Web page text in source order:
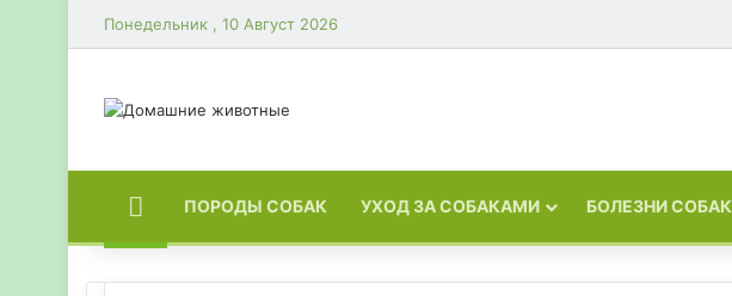
Понедельник , 10 Август 2026
ГЛАВНАЯ
ПОРОДЫ СОБАК УХОД ЗА СОБАКАМИ БОЛЕЗНИ СОБАК